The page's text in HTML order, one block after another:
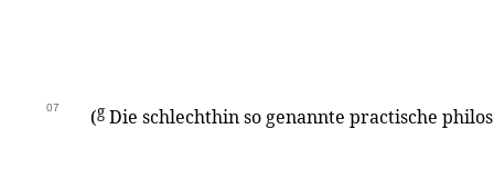
07 (g Die schlechthin so genannte practische